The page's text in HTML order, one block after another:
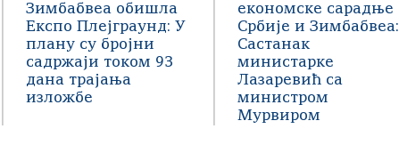
Зимбабвеа обишла
Експо Плејграунд: У
плану су бројни
садржаји током 93
дана трајања
изложбе
економске сарадње
Србије и Зимбабвеа:
Састанак
министарке
Лазаревић са
министром
Мурвиром